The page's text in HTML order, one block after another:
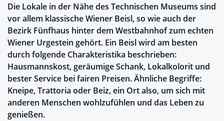
Die Lokale in der Nähe des Technischen Museums sind
vor allem klassische Wiener Beisl, so wie auch der
Bezirk Fünfhaus hinter dem Westbahnhof zum echten
Wiener Urgestein gehört. Ein Beisl wird am besten
durch folgende Charakteristika beschrieben:
Hausmannskost, geräumige Schank, Lokalkolorit und
bester Service bei fairen Preisen. Ähnliche Begriffe:
Kneipe, Trattoria oder Beiz, ein Ort also, um sich mit
anderen Menschen wohlzufühlen und das Leben zu
genießen.